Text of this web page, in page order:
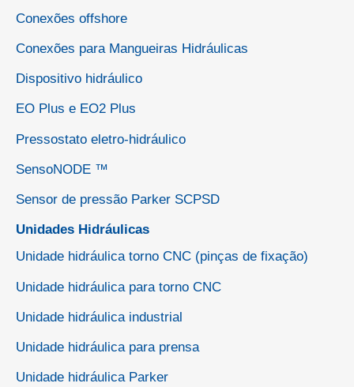
Conexões offshore
Conexões para Mangueiras Hidráulicas
Dispositivo hidráulico
EO Plus e EO2 Plus
Pressostato eletro-hidráulico
SensoNODE ™
Sensor de pressão Parker SCPSD
Unidades Hidráulicas
Unidade hidráulica torno CNC (pinças de fixação)
Unidade hidráulica para torno CNC
Unidade hidráulica industrial
Unidade hidráulica para prensa
Unidade hidráulica Parker